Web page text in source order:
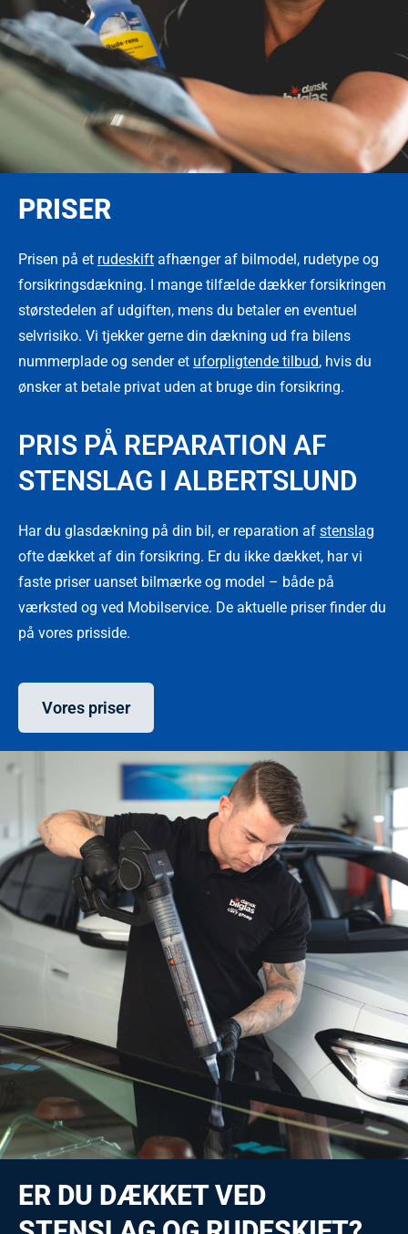
PRISER
Prisen på et rudeskift afhænger af bilmodel, rudetype og
forsikringsdækning. I mange tilfælde dækker forsikringen
størstedelen af udgiften, mens du betaler en eventuel
selvrisiko. Vi tjekker gerne din dækning ud fra bilens
nummerplade og sender et uforpligtende tilbud, hvis du
ønsker at betale privat uden at bruge din forsikring.
PRIS PÅ REPARATION AF
STENSLAG I ALBERTSLUND
Har du glasdækning på din bil, er reparation af stenslag
ofte dækket af din forsikring. Er du ikke dækket, har vi
faste priser uanset bilmærke og model – både på
værksted og ved Mobilservice. De aktuelle priser finder du
på vores prisside.
Vores priser
ER DU DÆKKET VED